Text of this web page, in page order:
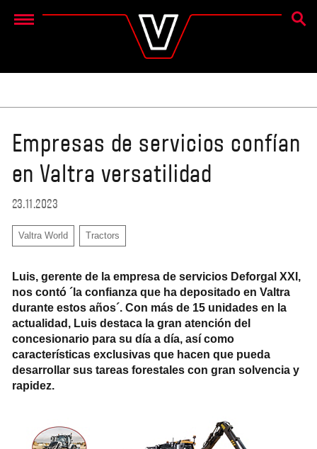
Menu
Empresas de servicios confían
en Valtra versatilidad
23.11.2023
Valtra World Tractors
Luis, gerente de la empresa de servicios Deforgal XXI,
nos contó ´la confianza que ha depositado en Valtra
durante estos años´. Con más de 15 unidades en la
actualidad, Luis destaca la gran atención del
concesionario para su día a día, así como
características exclusivas que hacen que pueda
desarrollar sus tareas forestales con gran solvencia y
rapidez.